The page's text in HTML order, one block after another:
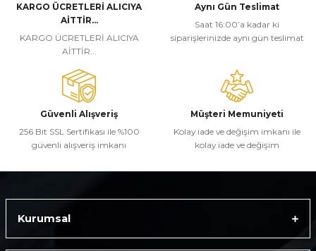
Ürün resmi kalitesiz, bozuk veya görüntülenemiyor.
Ürün açıklamasında eksik bilgiler bulunuyor.
Ürün bilgilerinde hatalar bulunuyor.
Ürün fiyatı diğer sitelerden daha pahalı.
Bu ürüne benzer farklı alternatifler olmalı.
KARGO ÜCRETLERİ ALICIYA
AİTTİR...
KARGO ÜCRETLERİ ALICIYA
AİTTİR...
Aynı Gün Teslimat
Saat 16:00’a kadar ki
siparişlerinizde aynı gün teslimat
Güvenli Alışveriş
256 Bit SSL Sertifikası ile %100
güvenli alışveriş imkanı
Müşteri Memuniyeti
Kolay iade ve değişim imkanı ile
kolay iade ve değişim
Kurumsal